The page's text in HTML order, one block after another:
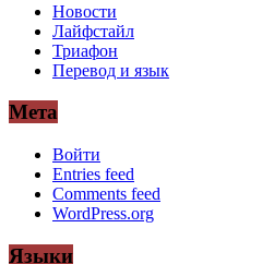
Новости
Лайфстайл
Триафон
Перевод и язык
Мета
Войти
Entries feed
Comments feed
WordPress.org
Языки